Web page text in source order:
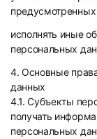
исполнять иные
персональных
4. Основные
данных
4.1. Субъекты
получать
персональных